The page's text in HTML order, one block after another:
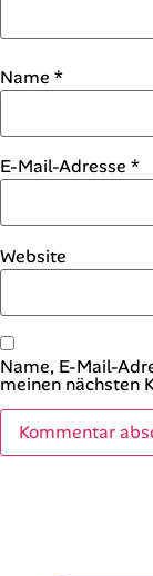
Name *
E-Mail-Adresse *
Website
Name, E-Mail-
meinen nächsten